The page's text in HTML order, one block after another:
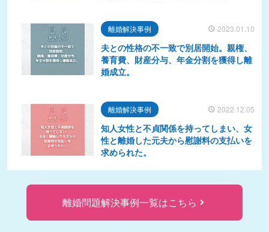
離婚解決事例 2023.01.10
夫との性格の不一致で別居開始。親権、
養育費、財産分与、年金分割を獲得し離
婚成立。
離婚解決事例 2022.12.05
知人女性と不貞関係を持ってしまい、女
性と離婚した元夫から慰謝料の支払いを
求められた。
離婚問題解決事例一覧はこちら